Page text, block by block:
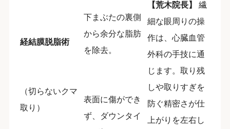
経結膜脱脂術
（切らないクマ
取り）
下まぶたの裏側
から余分な脂肪
を除去。
表面に傷ができ
ず、ダウンタイ
【荒木院長】
繊
細な眼周りの操
作は、心臓血管
外科の手技に通
じます。取り残
しや取りすぎを
防ぐ精密さが仕
上がりを左右し